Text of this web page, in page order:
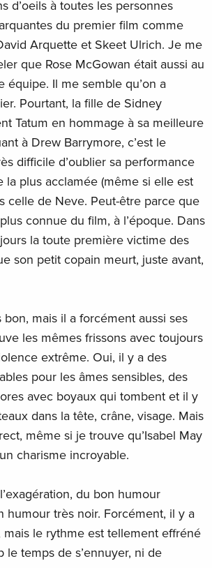
d’oeils à toutes les personnes
du premier film comme
Arquette et Skeet Ulrich. Je me
que Rose McGowan était aussi au
équipe. Il me semble qu’on a
Pourtant, la fille de Sidney
Tatum en hommage à sa meilleure
à Drew Barrymore, c’est le
difficile d’oublier sa performance
la plus acclamée (même si elle est
celle de Neve. Peut-être parce que
connue du film, à l’époque. Dans
la toute première victime des
son petit copain meurt, juste avant,
bon, mais il a forcément aussi ses
les mêmes frissons avec toujours
extrême. Oui, il y a des
pour les âmes sensibles, des
avec boyaux qui tombent et il y
dans la tête, crâne, visage. Mais
même si je trouve qu’Isabel May
charisme incroyable.
du bon humour
humour très noir. Forcément, il y a
mais le rythme est tellement effréné
le temps de s’ennuyer, ni de